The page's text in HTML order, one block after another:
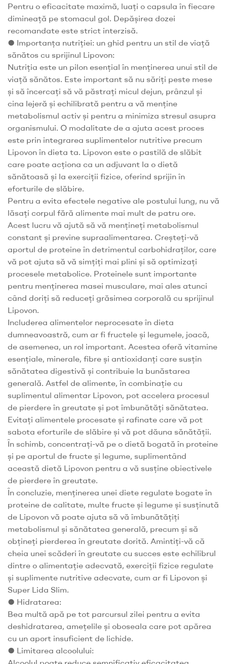
Pentru o eficacitate maximă, luați o capsula în fiecare
dimineață pe stomacul gol. Depășirea dozei
recomandate este strict interzisă.
● Importanța nutriției: un ghid pentru un stil de viață
sănătos cu sprijinul Lipovon:
Nutriția este un pilon esențial în menținerea unui stil de
viață sănătos. Este important să nu săriți peste mese
și să încercați să vă păstrați micul dejun, prânzul și
cina lejeră și echilibrată pentru a vă menține
metabolismul activ și pentru a minimiza stresul asupra
organismului. O modalitate de a ajuta acest proces
este prin integrarea suplimentelor nutritive precum
Lipovon în dieta ta. Lipovon este o pastilă de slăbit
care poate acționa ca un adjuvant la o dietă
sănătoasă și la exerciții fizice, oferind sprijin în
eforturile de slăbire.
Pentru a evita efectele negative ale postului lung, nu vă
lăsați corpul fără alimente mai mult de patru ore.
Acest lucru vă ajută să vă mențineți metabolismul
constant și previne supraalimentarea. Creșteți-vă
aportul de proteine în detrimentul carbohidraților, care
vă pot ajuta să vă simțiți mai plini și să optimizați
procesele metabolice. Proteinele sunt importante
pentru menținerea masei musculare, mai ales atunci
când doriți să reduceți grăsimea corporală cu sprijinul
Lipovon.
Includerea alimentelor neprocesate în dieta
dumneavoastră, cum ar fi fructele și legumele, joacă,
de asemenea, un rol important. Acestea oferă vitamine
esențiale, minerale, fibre și antioxidanți care susțin
sănătatea digestivă și contribuie la bunăstarea
generală. Astfel de alimente, în combinație cu
suplimentul alimentar Lipovon, pot accelera procesul
de pierdere în greutate și pot îmbunătăți sănătatea.
Evitați alimentele procesate și rafinate care vă pot
sabota eforturile de slăbire și vă pot dăuna sănătății.
În schimb, concentrați-vă pe o dietă bogată în proteine
și pe aportul de fructe și legume, suplimentând
această dietă Lipovon pentru a vă susține obiectivele
de pierdere în greutate.
În concluzie, menținerea unei diete regulate bogate în
proteine de calitate, multe fructe și legume și susținută
de Lipovon vă poate ajuta să vă îmbunătățiți
metabolismul și sănătatea generală, precum și să
obțineți pierderea în greutate dorită. Amintiți-vă că
cheia unei scăderi în greutate cu succes este echilibrul
dintre o alimentație adecvată, exerciții fizice regulate
și suplimente nutritive adecvate, cum ar fi Lipovon și
Super Lida Slim.
● Hidratarea:
Bea multă apă pe tot parcursul zilei pentru a evita
deshidratarea, amețelile și oboseala care pot apărea
cu un aport insuficient de lichide.
● Limitarea alcoolului: